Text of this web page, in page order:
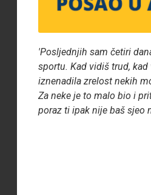
'Posljednjih sam četiri
sportu. Kad vidiš trud,
iznenadila zrelost nekih
Za neke je to malo bio i
poraz ti ipak nije baš sjeo